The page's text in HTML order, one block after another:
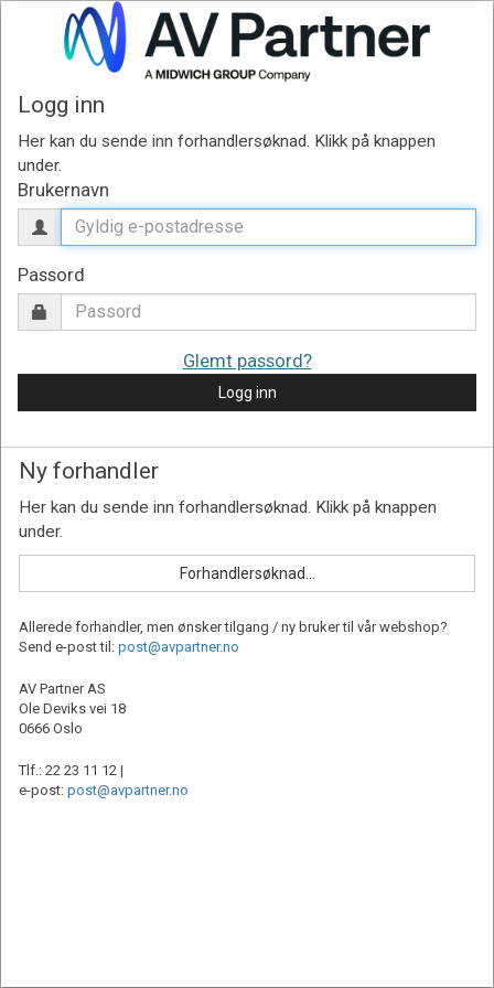
Logg inn
Brukernavn
Passord
Glemt passord?
Logg inn
Ny forhandler
Allerede forhandler, men ønsker tilgang / ny bruker til vår webshop?
Send e-post til: post@avpartner.no
AV Partner AS
Ole Deviks vei 18
0666 Oslo
Tlf.: 22 23 11 12 |
e-post: post@avpartner.no